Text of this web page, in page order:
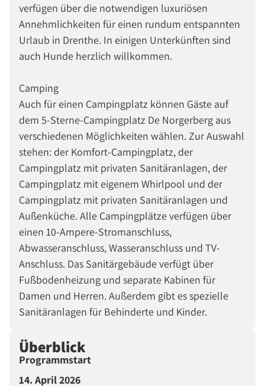
verfügen über die notwendigen luxuriösen
Annehmlichkeiten für einen rundum entspannten
Urlaub in Drenthe. In einigen Unterkünften sind
auch Hunde herzlich willkommen.
Camping
Auch für einen Campingplatz können Gäste auf
dem 5-Sterne-Campingplatz De Norgerberg aus
verschiedenen Möglichkeiten wählen. Zur Auswahl
stehen: der Komfort-Campingplatz, der
Campingplatz mit privaten Sanitäranlagen, der
Campingplatz mit eigenem Whirlpool und der
Campingplatz mit privaten Sanitäranlagen und
Außenküche. Alle Campingplätze verfügen über
einen 10-Ampere-Stromanschluss,
Abwasseranschluss, Wasseranschluss und TV-
Anschluss. Das Sanitärgebäude verfügt über
Fußbodenheizung und separate Kabinen für
Damen und Herren. Außerdem gibt es spezielle
Sanitäranlagen für Behinderte und Kinder.
Überblick
Programmstart
14. April 2026